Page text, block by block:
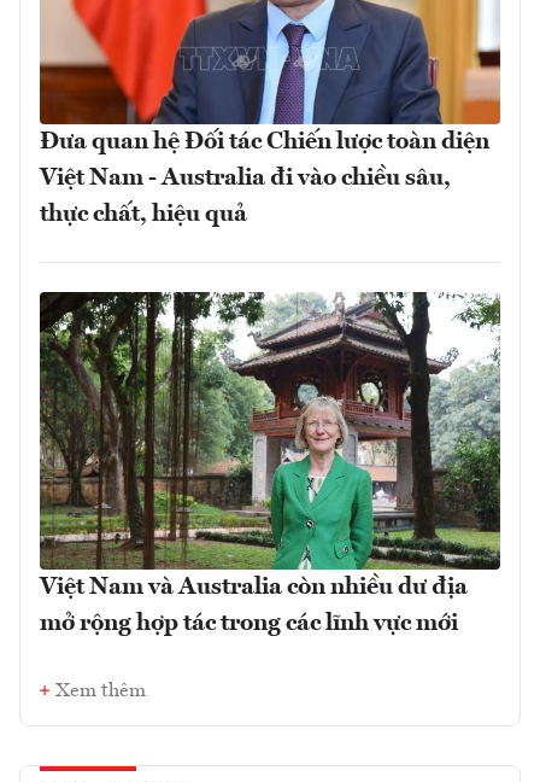
Đưa quan hệ Đối tác Chiến lược toàn diện
Việt Nam - Australia đi vào chiều sâu,
thực chất, hiệu quả
Việt Nam và Australia còn nhiều dư địa
mở rộng hợp tác trong các lĩnh vực mới
Xem thêm